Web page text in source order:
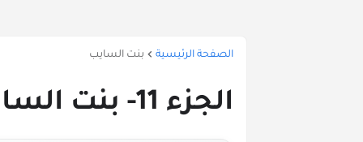
الصفحة الرئيسية بنت السايب
الجزء 11- بنت السايب